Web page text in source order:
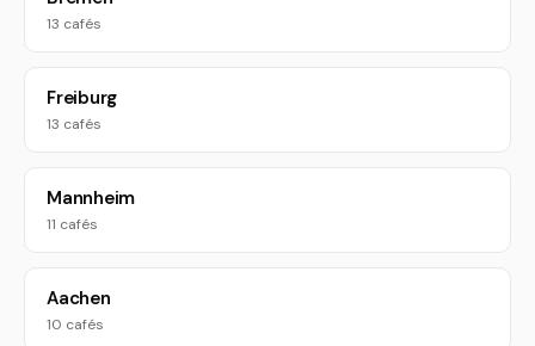
13 cafés
Freiburg
13 cafés
Mannheim
11 cafés
Aachen
10 cafés